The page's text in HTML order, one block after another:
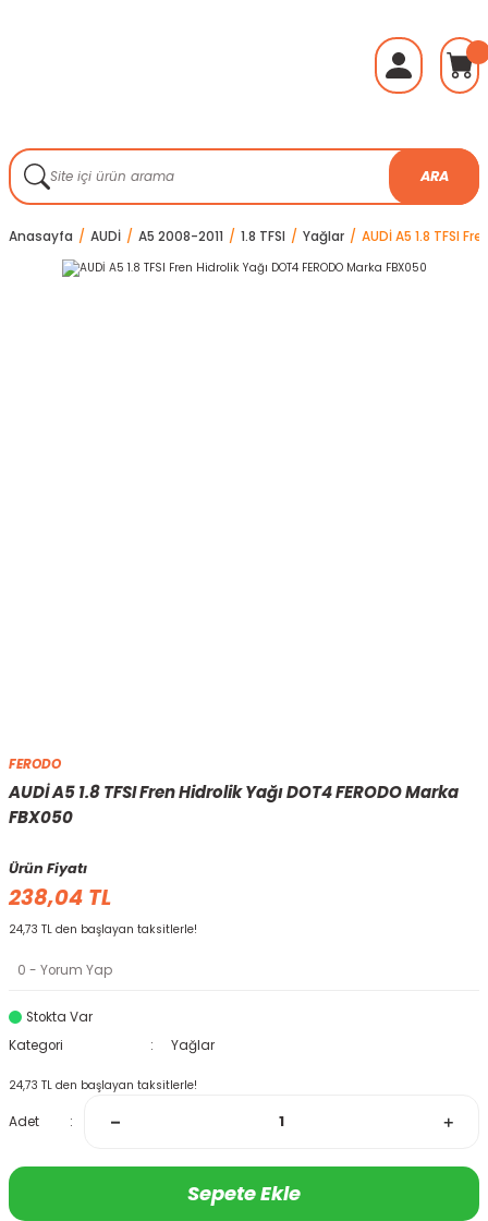
ARA
Anasayfa AUDİ A5 2008-2011 1.8 TFSI Yağlar AUDİ A5 1.8 TFSI
FERODO
AUDİ A5 1.8 TFSI Fren Hidrolik Yağı DOT4 FERODO Marka
FBX050
Ürün Fiyatı
238,04 TL
24,73 TL den başlayan taksitlerle!
0 - Yorum Yap
Stokta Var
Kategori
Yağlar
24,73 TL den başlayan taksitlerle!
Adet
Sepete Ekle